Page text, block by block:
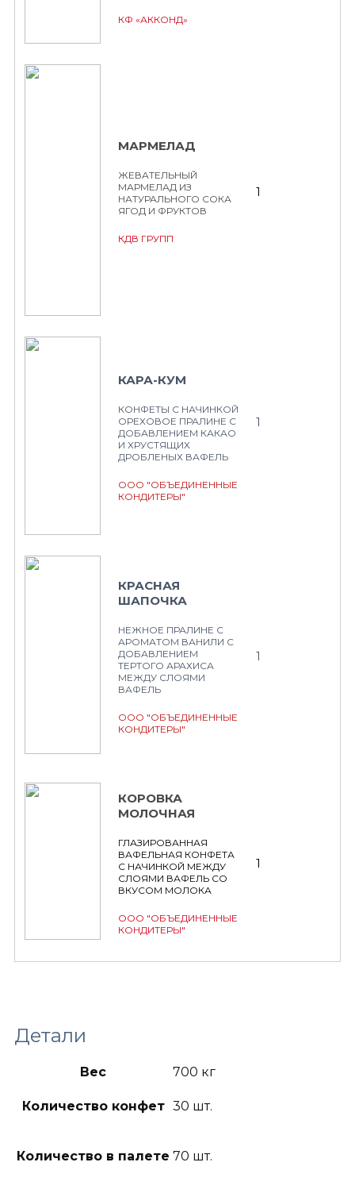
КФ «АККОНД»
МАРМЕЛАД
ЖЕВАТЕЛЬНЫЙ
МАРМЕЛАД ИЗ
НАТУРАЛЬНОГО СОКА
ЯГОД И ФРУКТОВ
КДВ ГРУПП
1
КАРА-КУМ
КОНФЕТЫ С НАЧИНКОЙ
ОРЕХОВОЕ ПРАЛИНЕ С
ДОБАВЛЕНИЕМ КАКАО
И ХРУСТЯЩИХ
ДРОБЛЕНЫХ ВАФЕЛЬ
ООО "ОБЪЕДИНЕННЫЕ
КОНДИТЕРЫ"
1
КРАСНАЯ
ШАПОЧКА
НЕЖНОЕ ПРАЛИНЕ С
АРОМАТОМ ВАНИЛИ С
ДОБАВЛЕНИЕМ
ТЕРТОГО АРАХИСА
МЕЖДУ СЛОЯМИ
ВАФЕЛЬ
ООО "ОБЪЕДИНЕННЫЕ
КОНДИТЕРЫ"
1
КОРОВКА
МОЛОЧНАЯ
ГЛАЗИРОВАННАЯ
ВАФЕЛЬНАЯ КОНФЕТА
С НАЧИНКОЙ МЕЖДУ
СЛОЯМИ ВАФЕЛЬ СО
ВКУСОМ МОЛОКА
ООО "ОБЪЕДИНЕННЫЕ
КОНДИТЕРЫ"
1
Детали
Вес 700 кг
Количество конфет 30 шт.
Количество в палете 70 шт.